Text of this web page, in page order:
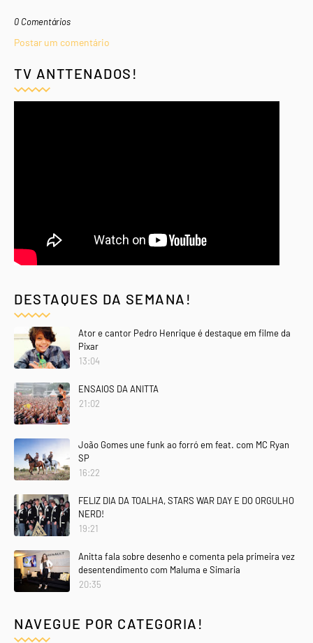
0 Comentários
Postar um comentário
TV ANTTENADOS!
DESTAQUES DA SEMANA!
Ator e cantor Pedro Henrique é destaque em filme da
Pixar
13:04
ENSAIOS DA ANITTA
21:02
João Gomes une funk ao forró em feat. com MC Ryan
SP
16:22
FELIZ DIA DA TOALHA, STARS WAR DAY E DO ORGULHO
NERD!
19:21
Anitta fala sobre desenho e comenta pela primeira vez
desentendimento com Maluma e Simaria
20:35
NAVEGUE POR CATEGORIA!